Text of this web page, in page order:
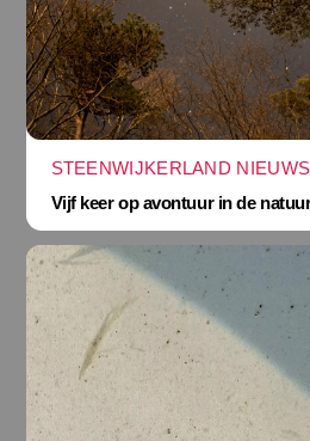
STEENWIJKERLAND NIEUWS
Vijf keer op avontuur in de